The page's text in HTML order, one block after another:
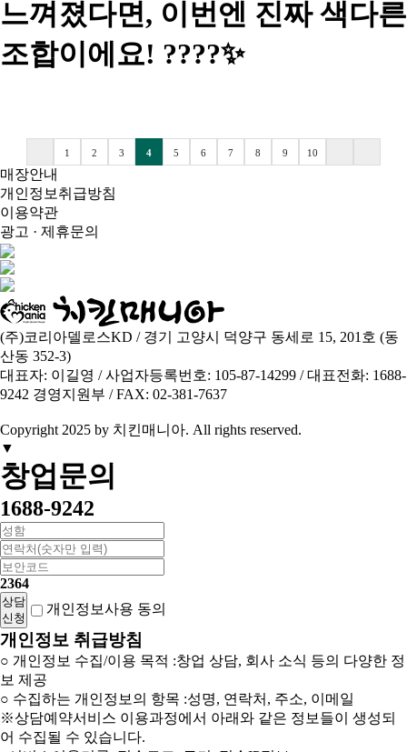
느껴졌다면, 이번엔 진짜 색다른
조합이에요! ????✨
1 2 3 4 5 6 7 8 9 10
매장안내
개인정보취급방침
이용약관
광고 · 제휴문의
(주)코리아델로스KD / 경기 고양시 덕양구 동세로 15, 201호 (동
산동 352-3)
대표자: 이길영 / 사업자등록번호: 105-87-14299 / 대표전화: 1688-
9242 경영지원부 / FAX: 02-381-7637
Copyright 2025 by 치킨매니아. All rights reserved.
▼
창업문의
1688-9242
2364
상담
신청
개인정보사용 동의
개인정보 취급방침
○ 개인정보 수집/이용 목적 :창업 상담, 회사 소식 등의 다양한 정
보 제공
○ 수집하는 개인정보의 항목 :성명, 연락처, 주소, 이메일
※상담예약서비스 이용과정에서 아래와 같은 정보들이 생성되
어 수집될 수 있습니다.